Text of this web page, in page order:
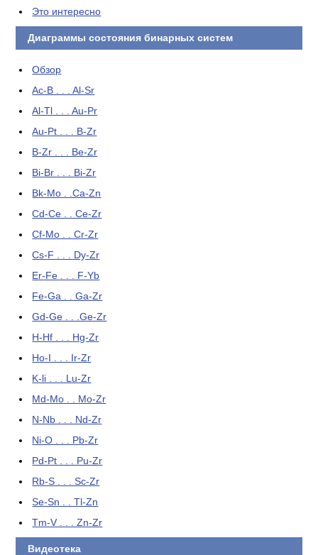
Это интересно
Диаграммы состояния бинарных систем
Обзор
Ac-B . . . Al-Sr
Al-Tl . . . Au-Pr
Au-Pt . . . B-Zr
B-Zr . . . Be-Zr
Bi-Br . . . Bi-Zr
Bk-Mo . .Ca-Zn
Cd-Ce . . Ce-Zr
Cf-Mo . . Cr-Zr
Cs-F . . . Dy-Zr
Er-Fe . . . F-Yb
Fe-Ga . . Ga-Zr
Gd-Ge . . .Ge-Zr
H-Hf . . . Hg-Zr
Ho-I . . . Ir-Zr
K-li . . . Lu-Zr
Md-Mo . . Mo-Zr
N-Nb . . . Nd-Zr
Ni-O . . . Pb-Zr
Pd-Pt . . . Pu-Zr
Rb-S . . . Sc-Zr
Se-Sn . . Tl-Zn
Tm-V . . . Zn-Zr
Видеотека